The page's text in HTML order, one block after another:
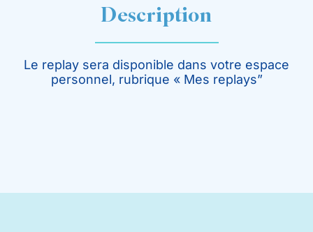
Description
Le replay sera disponible dans votre espace
personnel, rubrique « Mes replays”